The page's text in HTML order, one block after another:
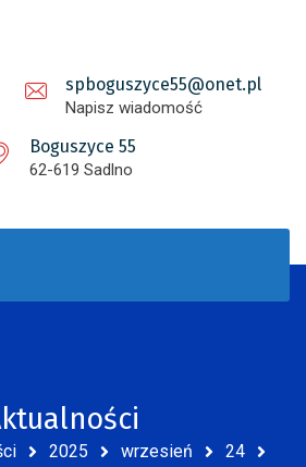
spboguszyce55@onet.pl
Napisz wiadomość
Boguszyce 55
62-619 Sadlno
2025 wrzesień
24